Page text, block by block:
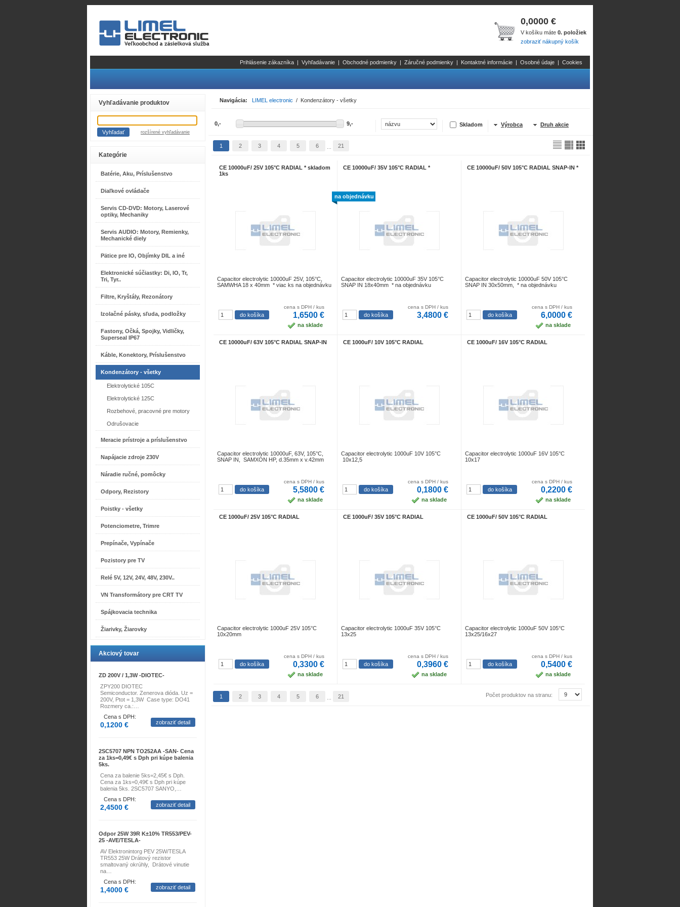
0,0000 €
V košíku máte 0. položiek
zobraziť nákupný košík
Prihlásenie zákazníka | Vyhľadávanie | Obchodné podmienky | Záručné podmienky | Kontaktné informácie | Osobné údaje | Cookies
Vyhľadávanie produktov
rozšírené vyhľadávanie
Kategórie
Batérie, Aku, Príslušenstvo
Diaľkové ovládače
Servis CD-DVD: Motory, Laserové
optiky, Mechaniky
Servis AUDIO: Motory, Remienky,
Mechanické diely
Pätice pre IO, Objímky DIL a iné
Elektronické súčiastky: Di, IO, Tr,
Tri, Tyr..
Filtre, Kryštály, Rezonátory
Izolačné pásky, sľuda, podložky
Fastony, Očká, Spojky, Vidličky,
Superseal IP67
Káble, Konektory, Príslušenstvo
Kondenzátory - všetky
Elektrolytické 105C
Elektrolytické 125C
Rozbehové, pracovné pre motory
Odrušovacie
Meracie prístroje a príslušenstvo
Napájacie zdroje 230V
Náradie ručné, pomôcky
Odpory, Rezistory
Poistky - všetky
Potenciometre, Trimre
Prepínače, Vypínače
Pozistory pre TV
Relé 5V, 12V, 24V, 48V, 230V..
VN Transformátory pre CRT TV
Spájkovacia technika
Žiarivky, Žiarovky
Akciový tovar
ZD 200V / 1,3W -DIOTEC-
ZPY200 DIOTEC
Semiconductor. Zenerova dióda. Uz =
200V, Ptot = 1,3W Case type: DO41
Rozmery ca.:…
Cena s DPH:
0,1200 € zobraziť detail
2SC5707 NPN TO252AA -SAN- Cena
za 1ks=0,49€ s Dph pri kúpe balenia
5ks.
Cena za balenie 5ks=2,45€ s Dph.
Cena za 1ks=0,49€ s Dph pri kúpe
balenia 5ks. 2SC5707 SANYO,…
Cena s DPH:
2,4500 € zobraziť detail
Odpor 25W 39R K±10% TR553/PEV-
25 -AVE/TESLA-
AV Elektronintorg PEV 25W/TESLA
TR553 25W Drátový rezistor
smaltovaný okrúhly, Drátové vinutie
na…
Cena s DPH:
1,4000 € zobraziť detail
Navigácia: LIMEL electronic / Kondenzátory - všetky
Skladom Výrobca Druh akcie
1 2 3 4 5 6 21
CE 10000uF/ 25V 105°C RADIAL * skladom
1ks
Capacitor electrolytic 10000uF 25V, 105°C,
SAMWHA 18 x 40mm * viac ks na objednávku
cena s DPH / kus
1,6500 €
na sklade
CE 10000uF/ 35V 105°C RADIAL *
na objednávku
Capacitor electrolytic 10000uF 35V 105°C
SNAP IN 18x40mm * na objednávku
cena s DPH / kus
3,4800 €
CE 10000uF/ 50V 105°C RADIAL SNAP-IN *
Capacitor electrolytic 10000uF 50V 105°C
SNAP IN 30x50mm, * na objednávku
cena s DPH / kus
6,0000 €
na sklade
CE 10000uF/ 63V 105°C RADIAL SNAP-IN
Capacitor electrolytic 10000uF, 63V, 105°C,
SNAP IN, SAMXON HP, d.35mm x v.42mm
cena s DPH / kus
5,5800 €
na sklade
CE 1000uF/ 10V 105°C RADIAL
Capacitor electrolytic 1000uF 10V 105°C
10x12,5
cena s DPH / kus
0,1800 €
na sklade
CE 1000uF/ 16V 105°C RADIAL
Capacitor electrolytic 1000uF 16V 105°C
10x17
cena s DPH / kus
0,2200 €
na sklade
CE 1000uF/ 25V 105°C RADIAL
Capacitor electrolytic 1000uF 25V 105°C
10x20mm
cena s DPH / kus
0,3300 €
na sklade
CE 1000uF/ 35V 105°C RADIAL
Capacitor electrolytic 1000uF 35V 105°C
13x25
cena s DPH / kus
0,3960 €
na sklade
CE 1000uF/ 50V 105°C RADIAL
Capacitor electrolytic 1000uF 50V 105°C
13x25/16x27
cena s DPH / kus
0,5400 €
na sklade
1 2 3 4 5 6 21 Počet produktov na stranu: